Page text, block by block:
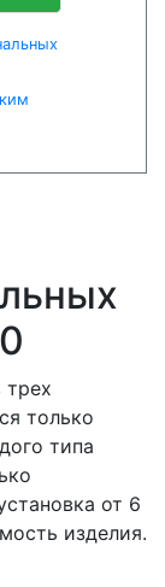
трех
только
типа
от 6
изделия.